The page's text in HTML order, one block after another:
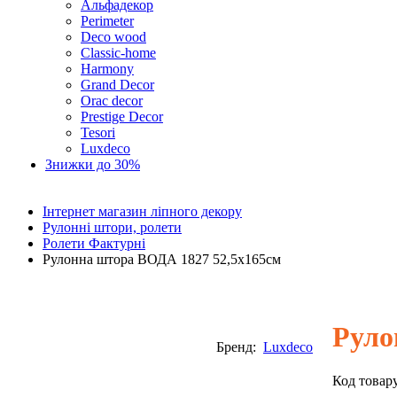
Альфадекор
Perimeter
Deco wood
Classic-home
Harmony
Grand Decor
Orac decor
Prestige Decor
Tesori
Luxdeco
Знижки до 30%
Інтернет магазин ліпного декору
Рулонні штори, ролети
Ролети Фактурні
Рулонна штора ВОДА 1827 52,5х165см
Бренд: Luxdeco
Код